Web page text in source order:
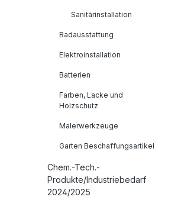
Sanitärinstallation
Badausstattung
Elektroinstallation
Batterien
Farben, Lacke und
Holzschutz
Malerwerkzeuge
Garten Beschaffungsartikel
Chem.-Tech.-
Produkte/Industriebedarf
2024/2025